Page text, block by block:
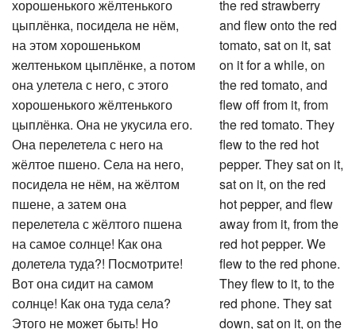
хорошенького жёлтенького
цыплёнка, посидела не нём,
на этом хорошеньком
желтеньком цыплёнке, а потом
она улетела с него, с этого
хорошенького жёлтенького
цыплёнка. Она не укусила его.
Она перелетела с него на
жёлтое пшено. Села на него,
посидела не нём, на жёлтом
пшене, а затем она
перелетела с жёлтого пшена
на самое солнце! Как она
долетела туда?! Посмотрите!
Вот она сидит на самом
солнце! Как она туда села?
Этого не может быть! Но
the red strawberry
and flew onto the red
tomato, sat on it, sat
on it for a while, on
the red tomato, and
flew off from it, from
the red tomato. They
flew to the red hot
pepper. They sat on it,
sat on it, on the red
hot pepper, and flew
away from it, from the
red hot pepper. We
flew to the red phone.
They flew to it, to the
red phone. They sat
down, sat on it, on the